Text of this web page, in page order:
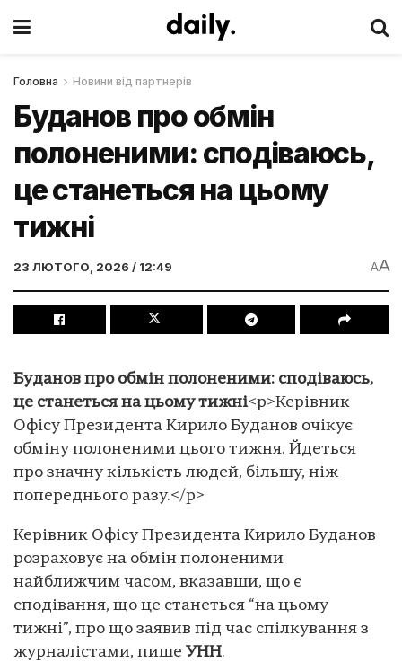
Головна Новини від партнерів
Буданов про обмін
полоненими: сподіваюсь,
це станеться на цьому
тижні
23 ЛЮТОГО, 2026 / 12:49 AA
Буданов про обмін полоненими: сподіваюсь,
це станеться на цьому тижні<p>Керівник
Офісу Президента Кирило Буданов очікує
обміну полоненими цього тижня. Йдеться
про значну кількість людей, більшу, ніж
попереднього разу.</p>
Керівник Офісу Президента Кирило Буданов
розраховує на обмін полоненими
найближчим часом, вказавши, що є
сподівання, що це станеться “на цьому
тижні”, про що заявив під час спілкування з
журналістами, пише УНН.